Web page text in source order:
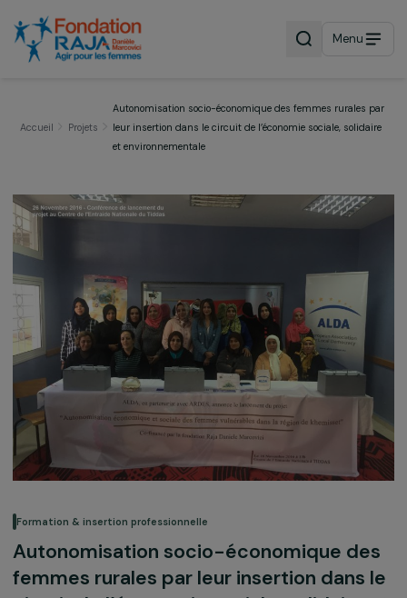
Menu
Autonomisation socio-économique des femmes
leur insertion dans le circuit de l’économie sociale,
Formation & insertion professionnelle